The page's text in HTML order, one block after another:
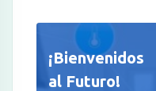
¡Bienvenidos
al Futuro!